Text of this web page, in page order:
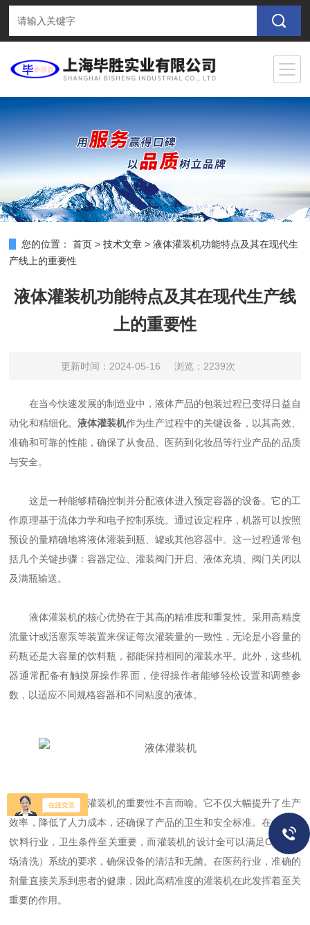
您的位置： 首页 >技术文章 >液体灌装机功能特点及其在现代生
产线上的重要性
液体灌装机功能特点及其在现代生产线
上的重要性
更新时间：2024-05-16 浏览：2239次
在当今快速发展的制造业中，液体产品的包装过程已变得日益自
动化和精细化。 液体灌装机作为生产过程中的关键设备，以其高效、
准确和可靠的性能，确保了从食品、医药到化妆品等行业产品的品质
与安全。
这是一种能够精确控制并分配液体进入预定容器的设备。它的工
作原理基于流体力学和电子控制系统。通过设定程序，机器可以按照
预设的量精确地将液体灌装到瓶、罐或其他容器中。这一过程通常包
括几个关键步骤：容器定位、灌装阀门开启、液体充填、阀门关闭以
及满瓶输送。
液体灌装机的核心优势在于其高的精准度和重复性。采用高精度
流量计或活塞泵等装置来保证每次灌装量的一致性，无论是小容量的
药瓶还是大容量的饮料瓶，都能保持相同的灌装水平。此外，这些机
器通常配备有触摸屏操作界面，使得操作者能够轻松设置和调整参
数，以适应不同规格容器和不同粘度的液体。
在生产线上，灌装机的重要性不言而喻。它不仅大幅提升了生产
效率，降低了人力成本，还确保了产品的卫生和安全标准。在食品和
饮料行业，卫生条件至关重要，而灌装机的设计全可以满足CIP（现
场清洗）系统的要求，确保设备的清洁和无菌。在医药行业，准确的
剂量直接关系到患者的健康，因此高精准度的灌装机在此发挥着至关
重要的作用。